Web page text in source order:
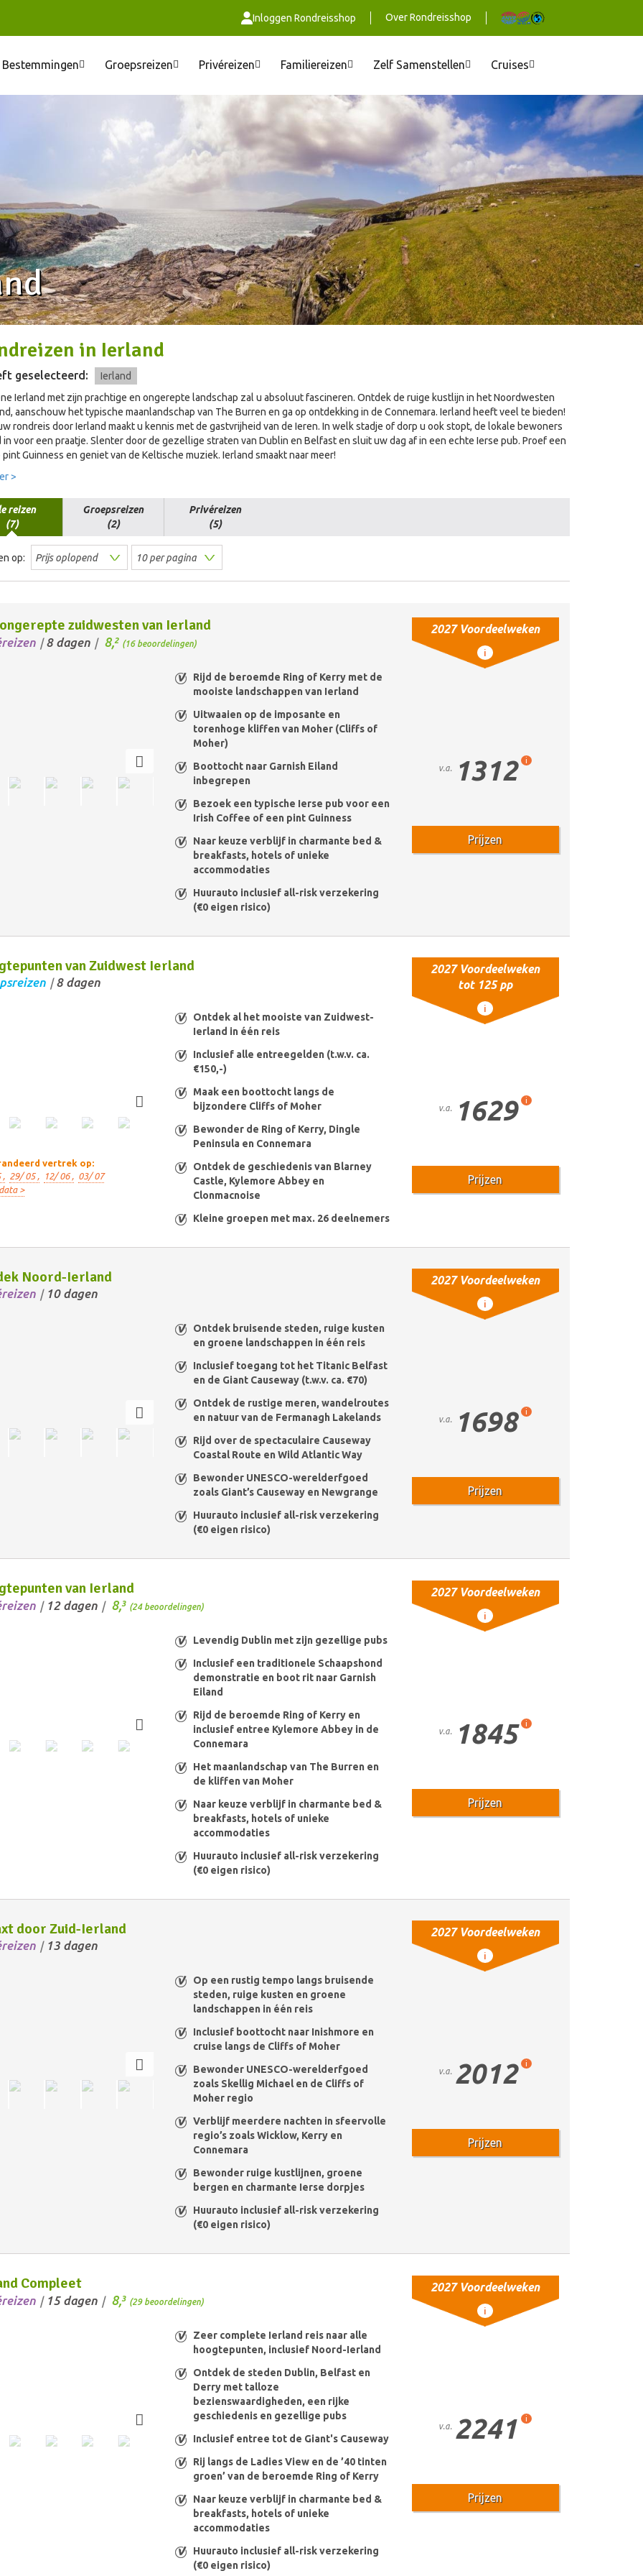
Inloggen Rondreisshop Over Rondreisshop
Bestemmingen Groepsreizen Privéreizen Familiereizen Zelf Samenstellen Cruises
in Ierland
geselecteerd:
Ierland
Ierland met zijn prachtige en ongerepte landschap zal u absoluut fascineren. Ontdek de ruige kustlijn in het Noordwesten
aanschouw het typische maanlandschap van The Burren en ga op ontdekking in de Connemara. Ierland heeft veel te bieden!
rondreis door Ierland maakt u kennis met de gastvrijheid van de Ieren. In welk stadje of dorp u ook stopt, de lokale bewoners
in voor een praatje. Slenter door de gezellige straten van Dublin en Belfast en sluit uw dag af in een echte Ierse pub. Proef een
Guinness en geniet van de Keltische muziek. Ierland smaakt naar meer!
>
reizen
(7)
Groepsreizen
(2)
Privéreizen
(5)
op:
zuidwesten van Ierland
/8 dagen / 8,2 (16 beoordelingen)
2027 Voordeelweken
i
Rijd de beroemde Ring of Kerry met de
mooiste landschappen van Ierland
Uitwaaien op de imposante en
torenhoge kliffen van Moher (Cliffs of
Moher)
Boottocht naar Garnish Eiland
inbegrepen
Bezoek een typische Ierse pub voor een
Irish Coffee of een pint Guinness
Naar keuze verblijf in charmante bed &
breakfasts, hotels of unieke
accommodaties
Huurauto inclusief all-risk verzekering
(€0 eigen risico)
v.a. 1312 i
Prijzen
van Zuidwest Ierland
/8 dagen
vertrek op:
, 29/ 05 , 12/ 06 , 03/ 07
>
2027 Voordeelweken
tot 125 pp
i
Ontdek al het mooiste van Zuidwest-
Ierland in één reis
Inclusief alle entreegelden (t.w.v. ca.
€150,-)
Maak een boottocht langs de
bijzondere Cliffs of Moher
Bewonder de Ring of Kerry, Dingle
Peninsula en Connemara
Ontdek de geschiedenis van Blarney
Castle, Kylemore Abbey en
Clonmacnoise
Kleine groepen met max. 26 deelnemers
v.a. 1629 i
Prijzen
Noord-Ierland
/ 10 dagen
2027 Voordeelweken
i
Ontdek bruisende steden, ruige kusten
en groene landschappen in één reis
Inclusief toegang tot het Titanic Belfast
en de Giant Causeway (t.w.v. ca. €70)
Ontdek de rustige meren, wandelroutes
en natuur van de Fermanagh Lakelands
Rijd over de spectaculaire Causeway
Coastal Route en Wild Atlantic Way
Bewonder UNESCO-werelderfgoed
zoals Giant’s Causeway en Newgrange
Huurauto inclusief all-risk verzekering
(€0 eigen risico)
v.a. 1698 i
Prijzen
van Ierland
/ 12 dagen / 8,3 (24 beoordelingen)
2027 Voordeelweken
i
Levendig Dublin met zijn gezellige pubs
Inclusief een traditionele Schaapshond
demonstratie en boot rit naar Garnish
Eiland
Rijd de beroemde Ring of Kerry en
inclusief entree Kylemore Abbey in de
Connemara
Het maanlandschap van The Burren en
de kliffen van Moher
Naar keuze verblijf in charmante bed &
breakfasts, hotels of unieke
accommodaties
Huurauto inclusief all-risk verzekering
(€0 eigen risico)
v.a. 1845 i
Prijzen
door Zuid-Ierland
/ 13 dagen
2027 Voordeelweken
i
Op een rustig tempo langs bruisende
steden, ruige kusten en groene
landschappen in één reis
Inclusief boottocht naar Inishmore en
cruise langs de Cliffs of Moher
Bewonder UNESCO-werelderfgoed
zoals Skellig Michael en de Cliffs of
Moher regio
Verblijf meerdere nachten in sfeervolle
regio’s zoals Wicklow, Kerry en
Connemara
Bewonder ruige kustlijnen, groene
bergen en charmante Ierse dorpjes
Huurauto inclusief all-risk verzekering
(€0 eigen risico)
v.a. 2012 i
Prijzen
Compleet
/ 15 dagen / 8,3 (29 beoordelingen)
2027 Voordeelweken
i
Zeer complete Ierland reis naar alle
hoogtepunten, inclusief Noord-Ierland
Ontdek de steden Dublin, Belfast en
Derry met talloze
bezienswaardigheden, een rijke
geschiedenis en gezellige pubs
Inclusief entree tot de Giant's Causeway
Rij langs de Ladies View en de ’40 tinten
groen’ van de beroemde Ring of Kerry
Naar keuze verblijf in charmante bed &
breakfasts, hotels of unieke
accommodaties
Huurauto inclusief all-risk verzekering
(€0 eigen risico)
v.a. 2241 i
Prijzen